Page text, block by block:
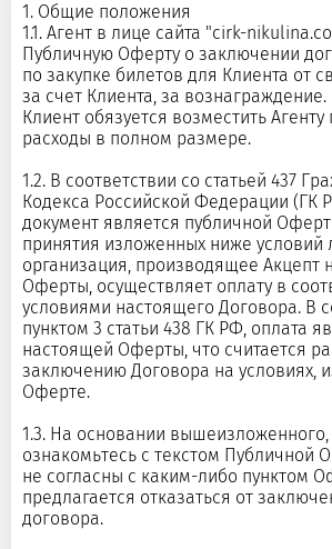
1. Общие положения
1.1. Агент в лице сайта "cirk-
Публичную Оферту о заключении
по закупке билетов для Клиента от
за счет Клиента, за
Клиент обязуется возместить
расходы в полном размере.
1.2. В соответствии со статьей 437
Кодекса Российской Федерации (ГК
документ является публичной
принятия изложенных ниже условий
организация, производящее Акцепт
Оферты, осуществляет оплату в
условиями настоящего Договора. В
пунктом 3 статьи 438 ГК РФ, оплата
настоящей Оферты, что считается
заключению Договора на условиях,
Оферте.
1.3. На основании
ознакомьтесь с текстом Публичной
не согласны с каким-либо пунктом
предлагается отказаться от
договора.